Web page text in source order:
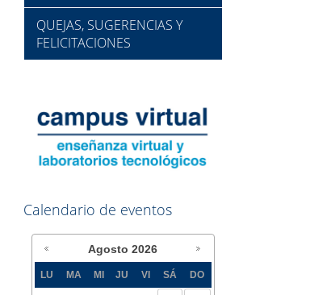
QUEJAS, SUGERENCIAS Y
FELICITACIONES
Calendario de eventos
Agosto 2026
LU MA MI JU VI SÁ DO